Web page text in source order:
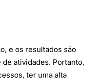
e os resultados são
atividades. Portanto,
ter uma alta